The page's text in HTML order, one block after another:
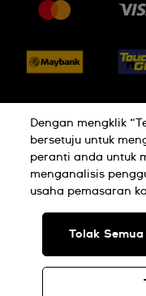
Syarat Jualan
Pekerjaan
Dasar Privasi
© SWATCH AG 2026. HAK
Dengan mengklik
bersetuju untuk
peranti anda untuk
menganalisis
usaha pemasaran
Tolak Semua